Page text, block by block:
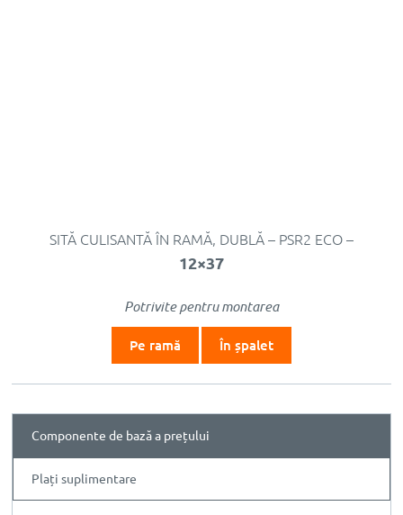
SITĂ CULISANTĂ ÎN RAMĂ, DUBLĂ – PSR2 ECO –
12×37
Potrivite pentru montarea
Pe ramă În șpalet
Componente de bază a prețului
Plați suplimentare